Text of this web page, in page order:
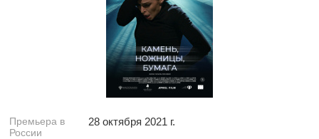
Премьера в
России
28 октября 2021 г.